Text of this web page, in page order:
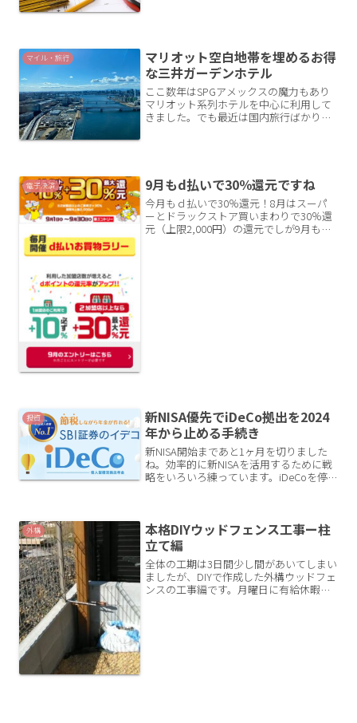
マイル・旅行
マリオット空白地帯を埋めるお得
な三井ガーデンホテル
ここ数年はSPGアメックスの魔力もあり
マリオット系列ホテルを中心に利用して
きました。でも最近は国内旅行ばかりで
電子決済 9月もd払いで30％還元ですね
今月もｄ払いで30％還元！8月はスーパ
ーとドラックストア買いまわりで30％還
元（上限2,000円）の還元でしが9月もま
投資
新NISA優先でiDeCo拠出を2024
年から止める手続き
新NISA開始まであと1ヶ月を切りました
ね。効率的に新NISAを活用するために戦
略をいろいろ練っています。iDeCoを停
めに、...
外構
本格DIYウッドフェンス工事ー柱
立て編
全体の工期は3日間少し間があいてしまい
ましたが、DIYで作成した外構ウッドフェ
ンスの工事編です。月曜日に有給休暇を